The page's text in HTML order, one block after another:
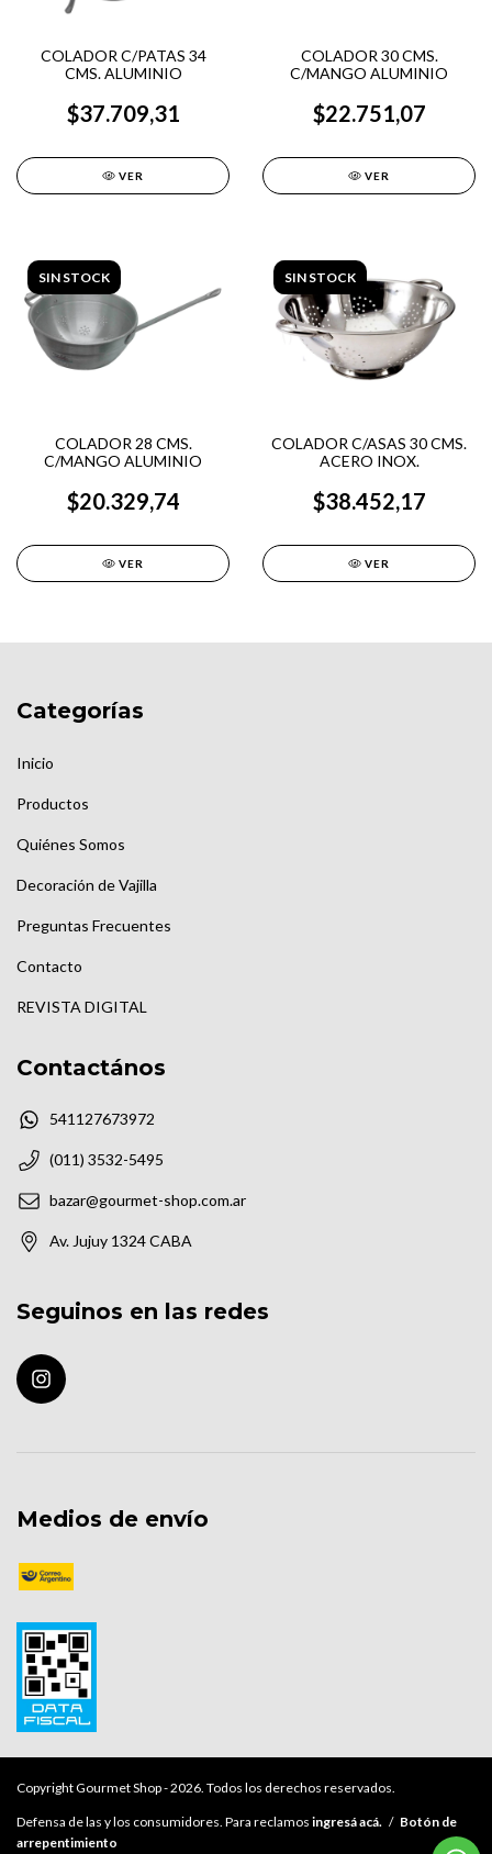
COLADOR C/PATAS 34
CMS. ALUMINIO
$37.709,31
VER
COLADOR 30 CMS.
C/MANGO ALUMINIO
$22.751,07
VER
SIN STOCK
COLADOR 28 CMS.
C/MANGO ALUMINIO
$20.329,74
VER
SIN STOCK
COLADOR C/ASAS 30 CMS.
ACERO INOX.
$38.452,17
VER
Categorías
Inicio
Productos
Quiénes Somos
Decoración de Vajilla
Preguntas Frecuentes
Contacto
REVISTA DIGITAL
Contactános
541127673972
(011) 3532-5495
bazar@gourmet-shop.com.ar
Av. Jujuy 1324 CABA
Seguinos en las redes
Medios de envío
Copyright Gourmet Shop - 2026. Todos los derechos reservados.
Defensa de las y los consumidores. Para reclamos ingresá acá. / Botón de
arrepentimiento